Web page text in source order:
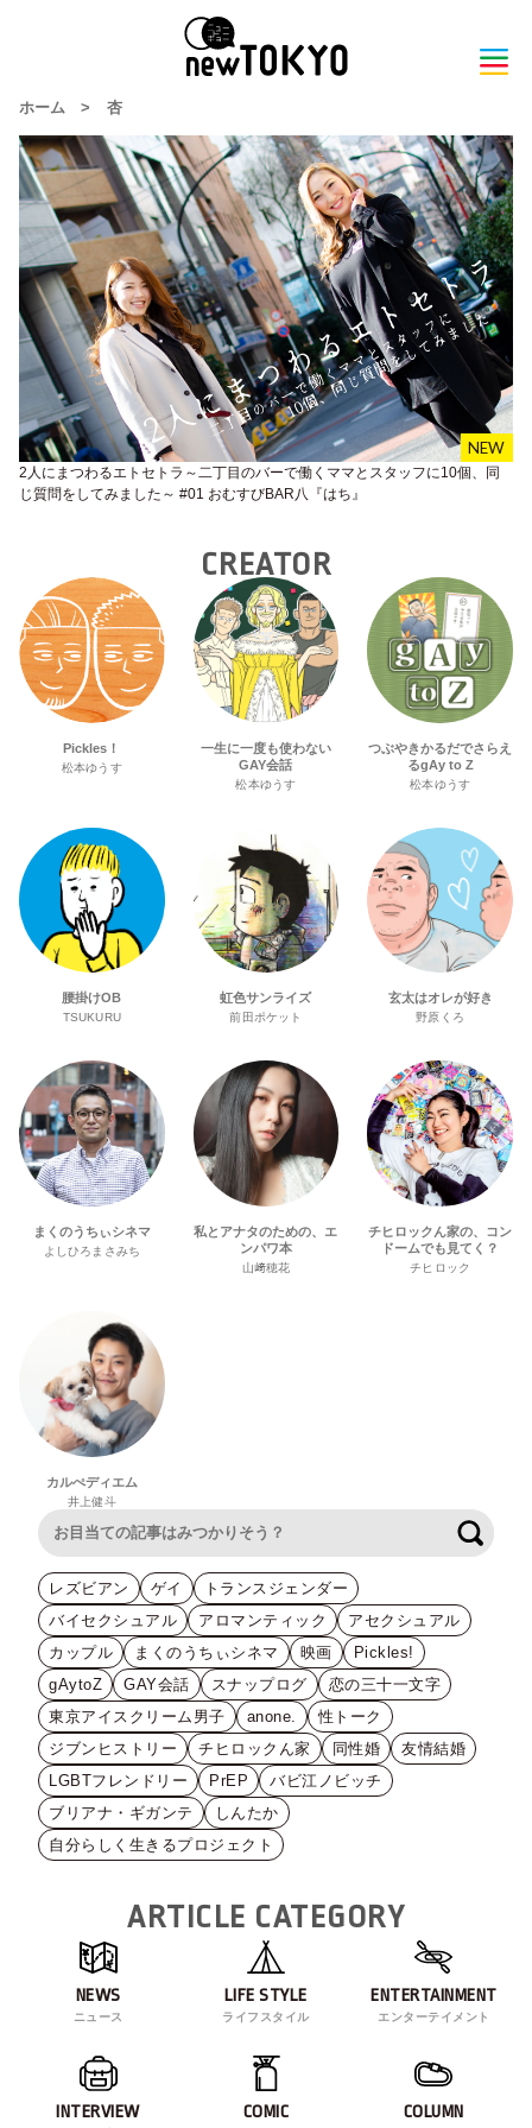
ホーム > 杏
2人にまつわるエトセトラ～二丁目のバーで働くママとスタッフに10個、同
じ質問をしてみました～ #01 おむすびBAR八『はち』
CREATOR
Pickles！
松本ゆうす
一生に一度も使わない
GAY会話
松本ゆうす
つぶやきかるだでさらえ
るgAy to Z
松本ゆうす
腰掛けOB
TSUKURU
虹色サンライズ
前田ポケット
玄太はオレが好き
野原くろ
まくのうちぃシネマ
よしひろまさみち
私とアナタのための、エ
ンパワ本
山﨑穂花
チヒロックん家の、コン
ドームでも見てく？
チヒロック
カルぺディエム
井上健斗
レズビアン ゲイ
トランスジェンダー
バイセクシュアル
アロマンティック
アセクシュアル
カップル
まくのうちぃシネマ 映画
Pickles!
gAytoZ
GAY会話 スナップログ
恋の三十一文字
東京アイスクリーム男子
anone.
性トーク
ジブンヒストリー
チヒロックん家 同性婚
友情結婚
LGBTフレンドリー
PrEP
バビ江ノビッチ
ブリアナ・ギガンテ
しんたか
自分らしく生きるプロジェクト
ARTICLE CATEGORY
NEWS
ニュース
LIFE STYLE
ライフスタイル
ENTERTAINMENT
エンターテイメント
INTERVIEW COMIC COLUMN